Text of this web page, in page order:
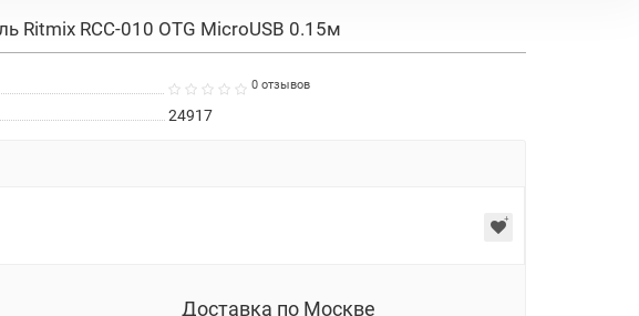
Ritmix RCC-010 OTG MicroUSB 0.15м
0 отзывов
24917
Доставка по Москве